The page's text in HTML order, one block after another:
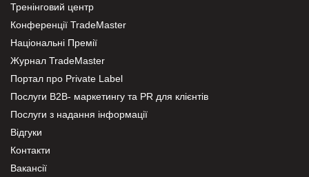
Тренінговий центр
Конференції TradeMaster
Національні Премії
Журнал TradeMaster
Портал про Private Label
Послуги В2В- маркетингу та PR для клієнтів
Послуги з надання інформації
Відгуки
Контакти
Вакансії